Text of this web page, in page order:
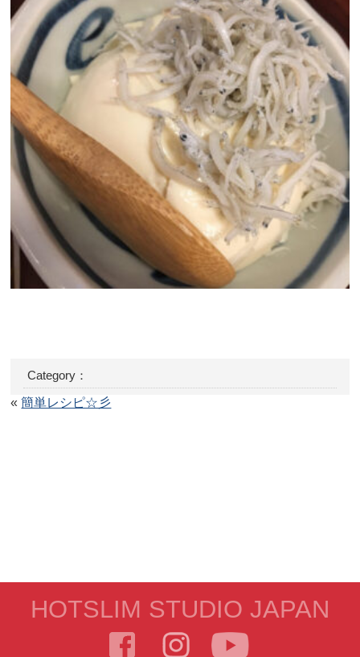
Category：
«簡単レシピ☆彡
HOTSLIM STUDIO JAPAN